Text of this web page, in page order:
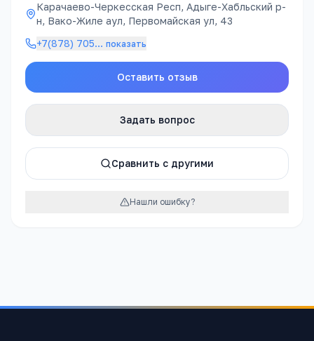
Карачаево-Черкесская Респ, Адыге-Хабльский р-
н, Вако-Жиле аул, Первомайская ул, 43
+7(878) 705… показать
Оставить отзыв
Задать вопрос
Сравнить с другими
Нашли ошибку?